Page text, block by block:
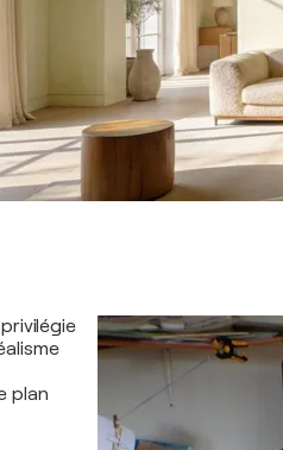
plan